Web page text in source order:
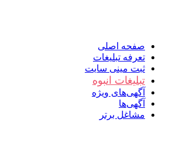
صفحه اصلی
تعرفه تبلیغات
ثبت مینی سایت
تبلیغات انبوه
آگهی‌های ویژه
آگهی‌ها
مشاغل برتر